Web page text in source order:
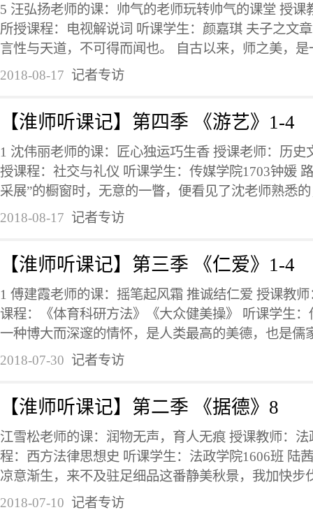
5 汪弘扬老师的课：帅气的老师玩转帅气的课堂 授课
所授课程：电视解说词 听课学生：颜嘉琪 夫子之文
言性与天道，不可得而闻也。 自古以来，师之美，
2018-08-17 记者专访
【淮师听课记】第四季 《游艺》1-4
1 沈伟丽老师的课：匠心独运巧生香 授课老师：历史
授课程：社交与礼仪 听课学生：传媒学院1703钟媛
采展”的橱窗时，无意的一瞥，便看见了沈老师熟悉
2018-08-17 记者专访
【淮师听课记】第三季 《仁爱》1-4
1 傅建霞老师的课：摇笔起风霜 推诚结仁爱 授课教
课程：《体育科研方法》《大众健美操》 听课学生
一种博大而深邃的情怀，是人类最高的美德，也是儒
2018-07-30 记者专访
【淮师听课记】第二季 《据德》8
江雪松老师的课：润物无声，育人无痕 授课教师：
程：西方法律思想史 听课学生：法政学院1606班 陆
凉意渐生，来不及驻足细品这番静美秋景，我加快步
2018-07-10 记者专访